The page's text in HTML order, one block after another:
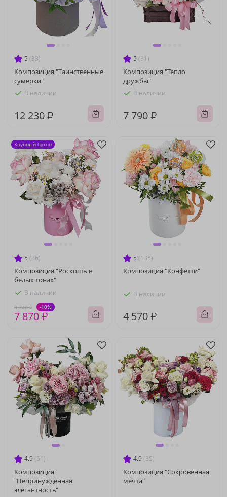
5 (33)
Композиция "Таинственные
сумерки"
В наличии
12 230 ₽
5 (31)
Композиция "Тепло
дружбы"
В наличии
7 790 ₽
5 (36)
Композиция "Роскошь в
белых тонах"
В наличии
8 740 ₽ -10%
7 870 ₽
Крупный бутон
5 (135)
Композиция "Конфетти"
В наличии
4 570 ₽
4.9 (51)
Композиция
"Непринужденная
элегантность"
4.9 (35)
Композиция "Сокровенная
мечта"